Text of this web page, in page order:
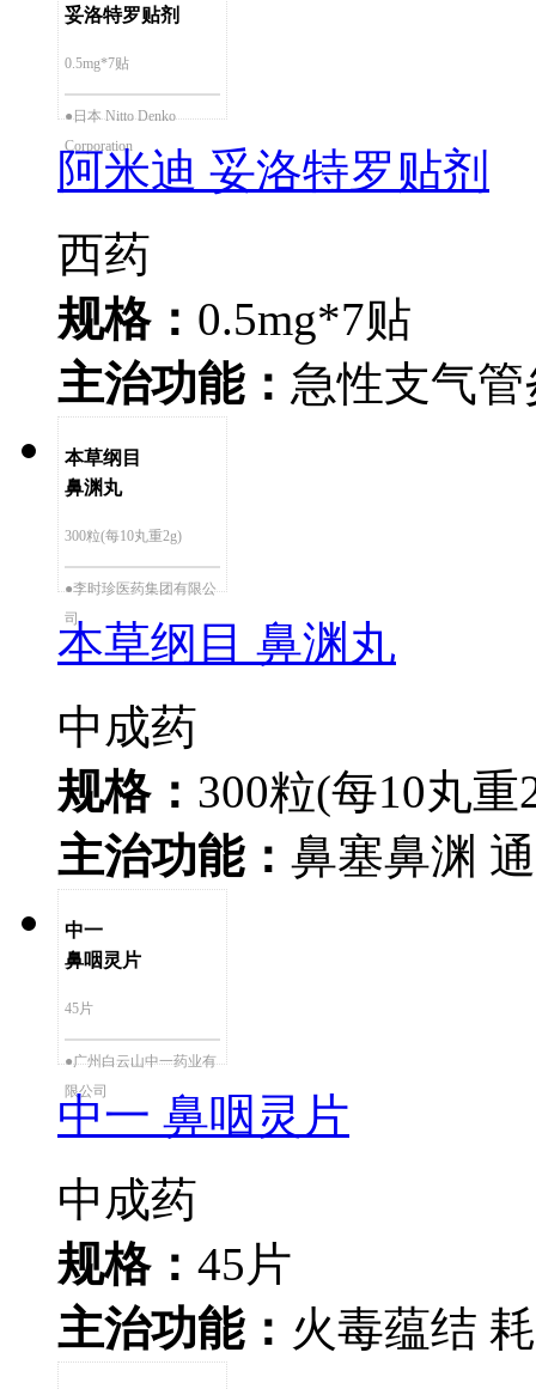
妥洛特罗贴剂
0.5mg*7贴
●日本 Nitto Denko
Corporation
阿米迪 妥洛特罗贴剂
西药
规格： 0.5mg*7贴
主治功能： 急性支气管
本草纲目
鼻渊丸
300粒(每10丸重2g)
●李时珍医药集团有限公
司
本草纲目 鼻渊丸
中成药
规格： 300粒(每10丸重
主治功能： 鼻塞鼻渊
中一
鼻咽灵片
45片
●广州白云山中一药业有
限公司
中一 鼻咽灵片
中成药
规格： 45片
主治功能： 火毒蕴结